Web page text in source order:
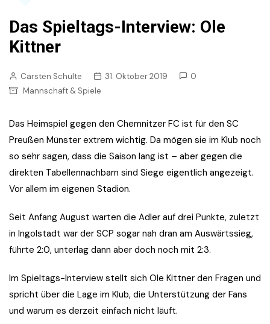
Das Spieltags-Interview: Ole
Kittner
Carsten Schulte 31. Oktober 2019
0
Mannschaft & Spiele
Das Heimspiel gegen den Chemnitzer FC ist für den SC
Preußen Münster extrem wichtig. Da mögen sie im Klub noch
so sehr sagen, dass die Saison lang ist – aber gegen die
direkten Tabellennachbarn sind Siege eigentlich angezeigt.
Vor allem im eigenen Stadion.
Seit Anfang August warten die Adler auf drei Punkte, zuletzt
in Ingolstadt war der SCP sogar nah dran am Auswärtssieg,
führte 2:0, unterlag dann aber doch noch mit 2:3.
Im Spieltags-Interview stellt sich Ole Kittner den Fragen und
spricht über die Lage im Klub, die Unterstützung der Fans
und warum es derzeit einfach nicht läuft.